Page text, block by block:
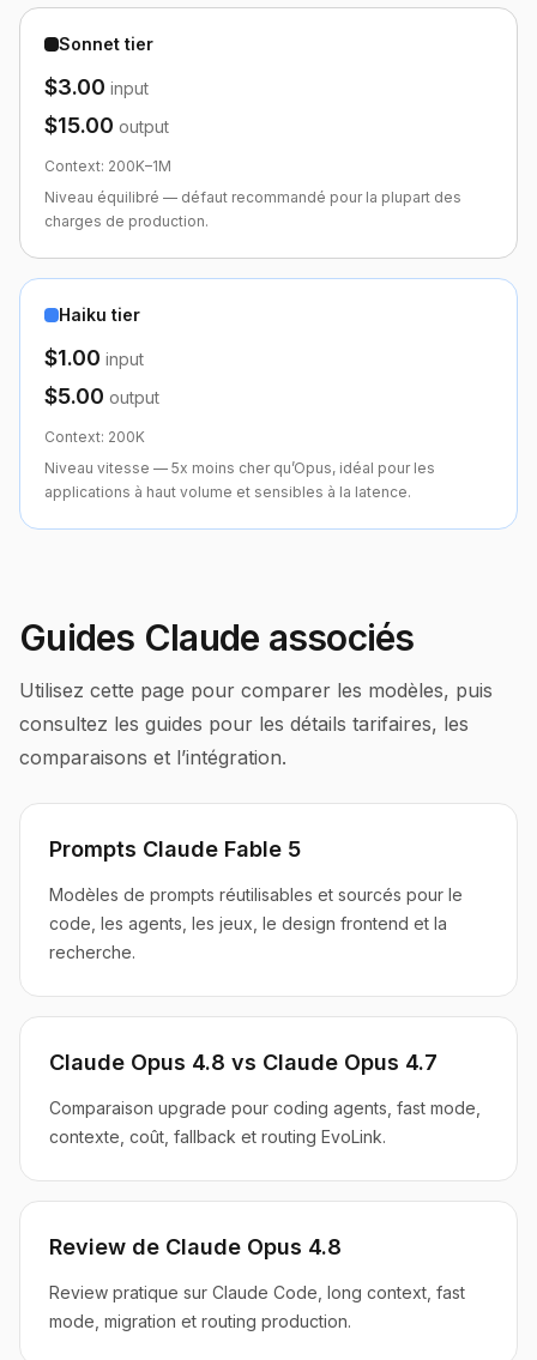
Sonnet tier
$3.00 input
$15.00 output
Context: 200K–1M
Niveau équilibré — défaut recommandé pour la plupart des
charges de production.
Haiku tier
$1.00 input
$5.00 output
Context: 200K
Niveau vitesse — 5x moins cher qu’Opus, idéal pour les
applications à haut volume et sensibles à la latence.
Guides Claude associés
Utilisez cette page pour comparer les modèles, puis
consultez les guides pour les détails tarifaires, les
comparaisons et l’intégration.
Prompts Claude Fable 5
Modèles de prompts réutilisables et sourcés pour le
code, les agents, les jeux, le design frontend et la
recherche.
Claude Opus 4.8 vs Claude Opus 4.7
Comparaison upgrade pour coding agents, fast mode,
contexte, coût, fallback et routing EvoLink.
Review de Claude Opus 4.8
Review pratique sur Claude Code, long context, fast
mode, migration et routing production.